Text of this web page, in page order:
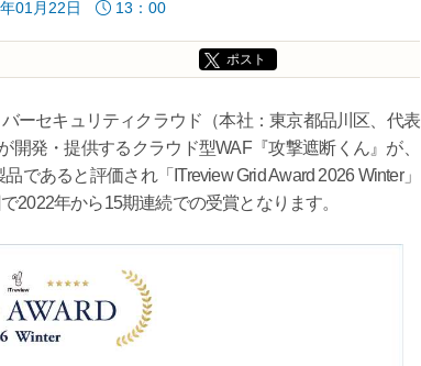
01月22日 13：00
ポスト
ーセキュリティクラウド（本社：東京都品川区、代表
発・提供するクラウド型WAF『攻撃遮断くん』が、
あると評価され「ITreview Grid Award 2026 Winter」
2022年から15期連続での受賞となります。